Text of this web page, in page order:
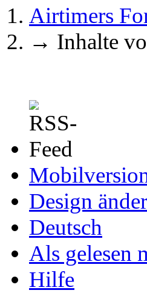
Airtimers
→ Inhalte
Design
Deutsch
Als gelesen
Hilfe